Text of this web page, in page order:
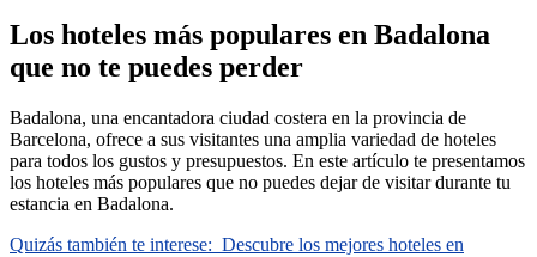
Los hoteles más populares en Badalona
que no te puedes perder
Badalona, una encantadora ciudad costera en la provincia de
Barcelona, ofrece a sus visitantes una amplia variedad de hoteles
para todos los gustos y presupuestos. En este artículo te presentamos
los hoteles más populares que no puedes dejar de visitar durante tu
estancia en Badalona.
Quizás también te interese: Descubre los mejores hoteles en